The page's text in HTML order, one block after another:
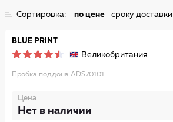
Сортировка: по цене сроку доставки
BLUE PRINT
Великобритания
Пробка поддона ADS70101
Цена
Нет в наличии